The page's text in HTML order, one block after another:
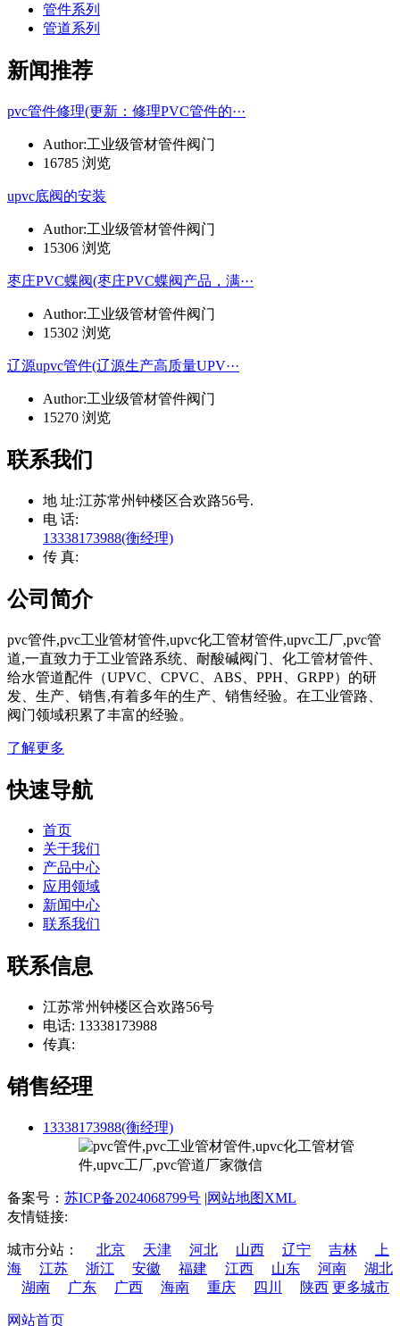
管件系列
管道系列
新闻推荐
pvc管件修理(更新：修理PVC管件的···
Author:工业级管材管件阀门
16785 浏览
upvc底阀的安装
Author:工业级管材管件阀门
15306 浏览
枣庄PVC蝶阀(枣庄PVC蝶阀产品，满···
Author:工业级管材管件阀门
15302 浏览
辽源upvc管件(辽源生产高质量UPV···
Author:工业级管材管件阀门
15270 浏览
联系我们
地 址:江苏常州钟楼区合欢路56号.
电 话:
13338173988(衡经理)
传 真:
公司简介
pvc管件,pvc工业管材管件,upvc化工管材管件,upvc工厂,pvc管
道,一直致力于工业管路系统、耐酸碱阀门、化工管材管件、
给水管道配件（UPVC、CPVC、ABS、PPH、GRPP）的研
发、生产、销售,有着多年的生产、销售经验。在工业管路、
阀门领域积累了丰富的经验。
了解更多
快速导航
首页
关于我们
产品中心
应用领域
新闻中心
联系我们
联系信息
江苏常州钟楼区合欢路56号
电话: 13338173988
传真:
销售经理
13338173988(衡经理)
备案号： 苏ICP备2024068799号 |网站地图XML
友情链接:
城市分站： 北京 天津 河北 山西 辽宁 吉林
上
海
江苏 浙江 安徽 福建 江西 山东 河南
湖北
湖南
广东 广西 海南 重庆 四川 陕西 更多城市
网站首页